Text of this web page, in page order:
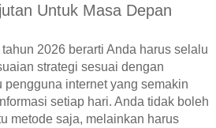
Untuk Masa Depan
2026 berarti Anda harus selalu
strategi sesuai dengan
pengguna internet yang semakin
setiap hari. Anda tidak boleh
metode saja, melainkan harus